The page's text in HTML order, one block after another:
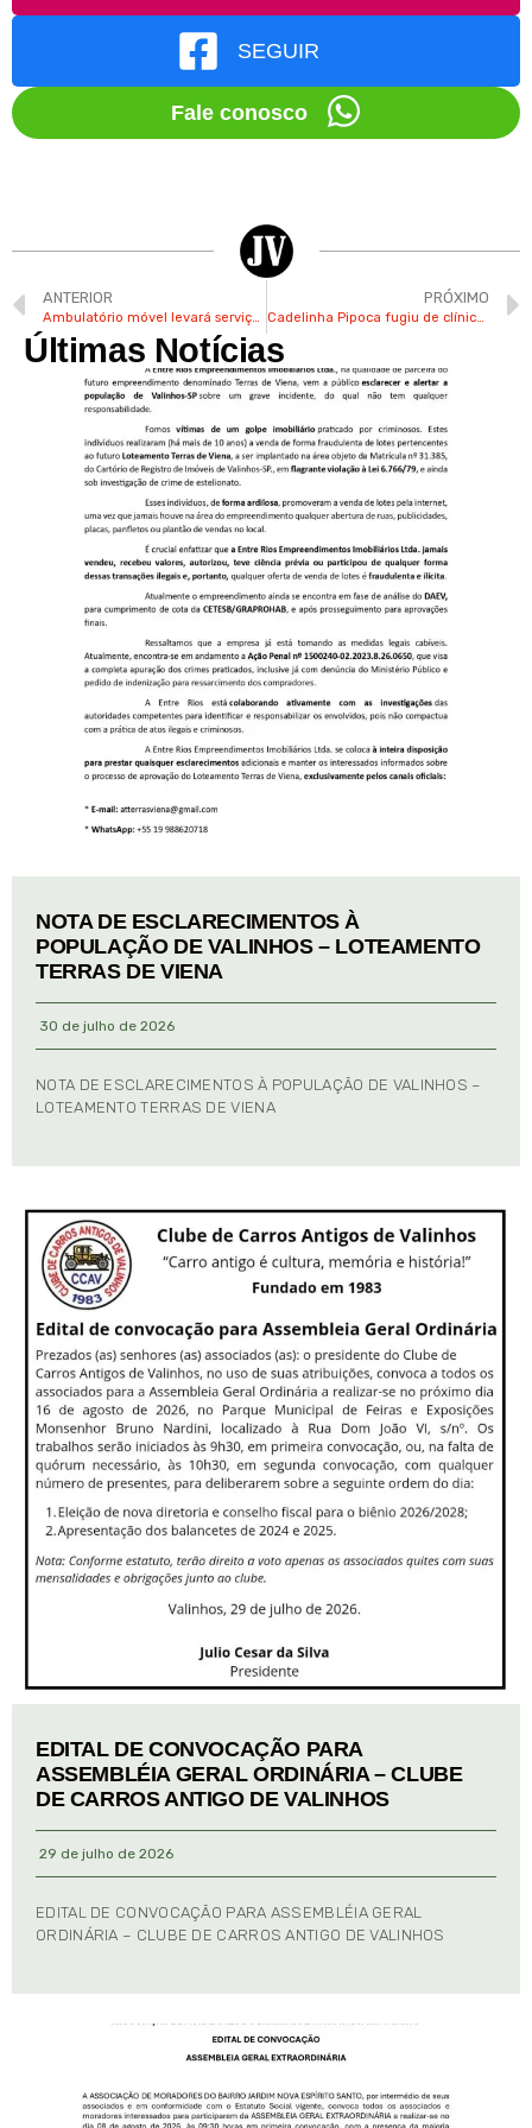
SEGUIR
Fale conosco
ANTERIOR
Ambulatório móvel levará serviços veterinários aos bairros de Valinhos
PRÓXIMO
Cadelinha Pipoca fugiu de clínica e está desaparecida em Valinhos
Últimas Notícias
NOTA DE ESCLARECIMENTOS À
POPULAÇÃO DE VALINHOS – LOTEAMENTO
TERRAS DE VIENA
30 de julho de 2026
NOTA DE ESCLARECIMENTOS À POPULAÇÃO DE VALINHOS –
LOTEAMENTO TERRAS DE VIENA
EDITAL DE CONVOCAÇÃO PARA
ASSEMBLÉIA GERAL ORDINÁRIA – CLUBE
DE CARROS ANTIGO DE VALINHOS
29 de julho de 2026
EDITAL DE CONVOCAÇÃO PARA ASSEMBLÉIA GERAL
ORDINÁRIA – CLUBE DE CARROS ANTIGO DE VALINHOS